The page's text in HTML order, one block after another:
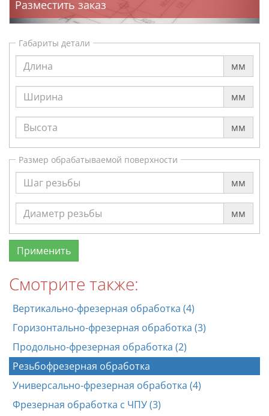
Разместить заказ
Габариты детали
мм
мм
мм
Размер обрабатываемой поверхности
мм
мм
Смотрите также:
Вертикально-фрезерная обработка (4)
Горизонтально-фрезерная обработка (3)
Продольно-фрезерная обработка (2)
Резьбофрезерная обработка
Универсально-фрезерная обработка (4)
Фрезерная обработка с ЧПУ (3)